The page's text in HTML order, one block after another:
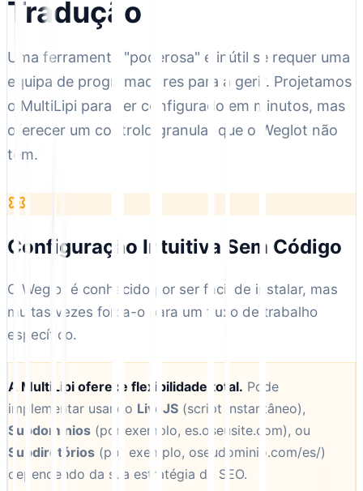
Tradução
Uma ferramenta "poderosa" é inútil se requer uma
equipa de programadores para a gerir. Projetamos
o MultiLipi para ser configurado em minutos, mas
oferecer um controlo granular que o Weglot não
tem.
Configuração Intuitiva Sem Código
O Weglot é conhecido por ser fácil de instalar, mas
muitas vezes força-o para um fluxo de trabalho
específico.
A MultiLipi oferece flexibilidade total. Pode
implementar usando LiveJS (script instantâneo),
Subdomínios (por exemplo, es.oseusite.com), ou
Subdiretórios (por exemplo, oseudominio.com/es/)
dependendo da sua estratégia de SEO.